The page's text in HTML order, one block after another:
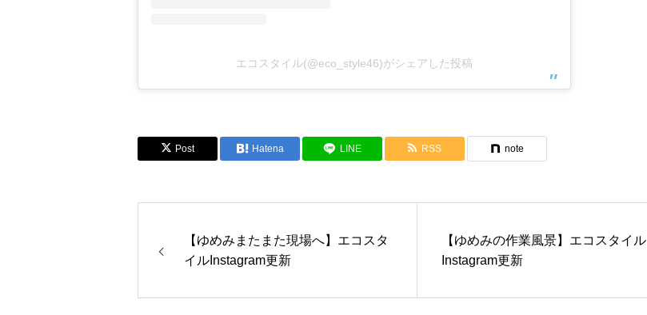
エコスタイル(@eco_style46)がシェアした投稿
Post Hatena LINE RSS note
【ゆめみまたまた現場へ】エコスタ
イルInstagram更新
【ゆめみの作業風景】エコスタイル
Instagram更新